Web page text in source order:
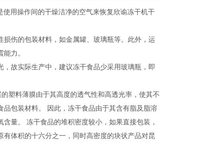
用操作间的干燥洁净的空气来恢复欣谕冻干机干
伤的包装材料，如金属罐、玻璃瓶等。此外，运
力。
故实际生产中，建议冻干食品少采用玻璃瓶，即
塑料薄膜由于其高度的透气性和高透光率，使其不
包装材料。 因此，冻干食品由于其含有脂及脂溶
量。 冻干食品的堆积密度较小，如果直接包装，
体积的十六分之一，同时高密度的块状产品对昆